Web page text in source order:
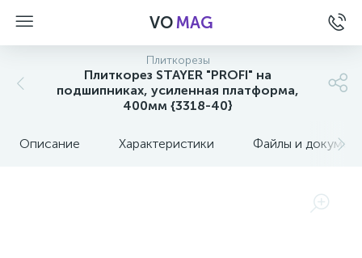
VOMAG
Плиткорезы
Плиткорез STAYER "PROFI" на
подшипниках, усиленная платформа,
400мм {3318-40}
Описание Характеристики Файлы и